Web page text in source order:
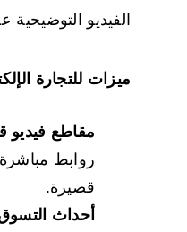
الفيديو التوضيحية على
ميزات للتجارة
مقاطع فيديو
روابط مباشرة
قصيرة.
أحداث التسوق